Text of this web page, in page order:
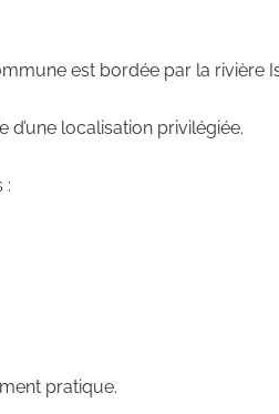
est bordée par la rivière
localisation privilégiée.
:
pratique.